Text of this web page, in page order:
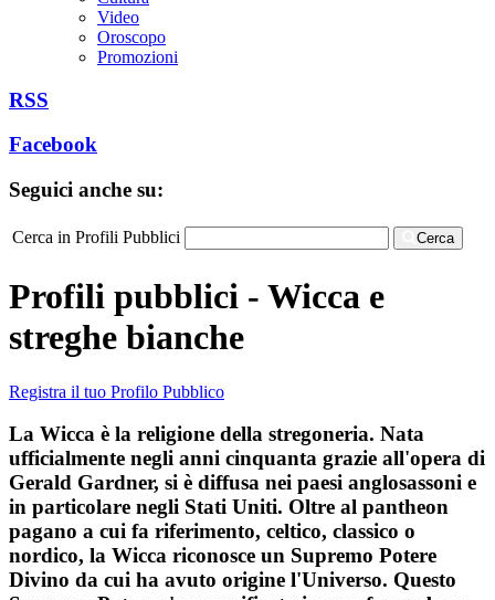
Video
Oroscopo
Promozioni
RSS
Facebook
Seguici anche su:
Cerca in Profili Pubblici Cerca
Profili pubblici - Wicca e
streghe bianche
Registra il tuo Profilo Pubblico
La Wicca è la religione della stregoneria. Nata
ufficialmente negli anni cinquanta grazie all'opera di
Gerald Gardner, si è diffusa nei paesi anglosassoni e
in particolare negli Stati Uniti. Oltre al pantheon
pagano a cui fa riferimento, celtico, classico o
nordico, la Wicca riconosce un Supremo Potere
Divino da cui ha avuto origine l'Universo. Questo